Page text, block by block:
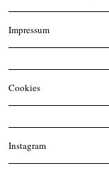
Impressum
Cookies
Instagram